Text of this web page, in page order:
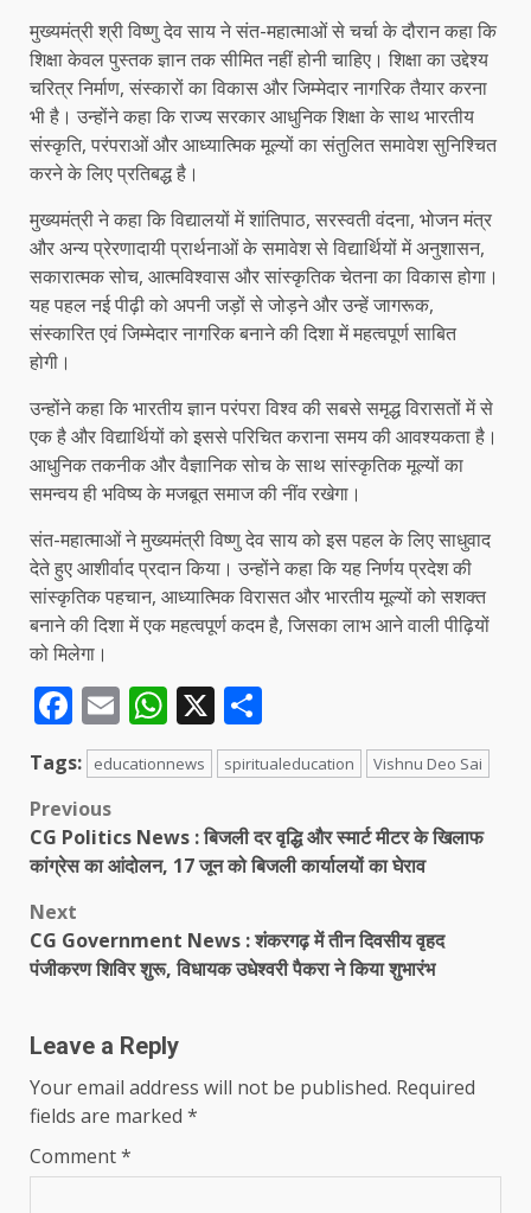
मुख्यमंत्री श्री विष्णु देव साय ने संत-महात्माओं से चर्चा के दौरान कहा कि
शिक्षा केवल पुस्तक ज्ञान तक सीमित नहीं होनी चाहिए। शिक्षा का उद्देश्य
चरित्र निर्माण, संस्कारों का विकास और जिम्मेदार नागरिक तैयार करना
भी है। उन्होंने कहा कि राज्य सरकार आधुनिक शिक्षा के साथ भारतीय
संस्कृति, परंपराओं और आध्यात्मिक मूल्यों का संतुलित समावेश सुनिश्चित
करने के लिए प्रतिबद्ध है।
मुख्यमंत्री ने कहा कि विद्यालयों में शांतिपाठ, सरस्वती वंदना, भोजन मंत्र
और अन्य प्रेरणादायी प्रार्थनाओं के समावेश से विद्यार्थियों में अनुशासन,
सकारात्मक सोच, आत्मविश्वास और सांस्कृतिक चेतना का विकास होगा।
यह पहल नई पीढ़ी को अपनी जड़ों से जोड़ने और उन्हें जागरूक,
संस्कारित एवं जिम्मेदार नागरिक बनाने की दिशा में महत्वपूर्ण साबित
होगी।
उन्होंने कहा कि भारतीय ज्ञान परंपरा विश्व की सबसे समृद्ध विरासतों में से
एक है और विद्यार्थियों को इससे परिचित कराना समय की आवश्यकता है।
आधुनिक तकनीक और वैज्ञानिक सोच के साथ सांस्कृतिक मूल्यों का
समन्वय ही भविष्य के मजबूत समाज की नींव रखेगा।
संत-महात्माओं ने मुख्यमंत्री विष्णु देव साय को इस पहल के लिए साधुवाद
देते हुए आशीर्वाद प्रदान किया। उन्होंने कहा कि यह निर्णय प्रदेश की
सांस्कृतिक पहचान, आध्यात्मिक विरासत और भारतीय मूल्यों को सशक्त
बनाने की दिशा में एक महत्वपूर्ण कदम है, जिसका लाभ आने वाली पीढ़ियों
को मिलेगा।
Facebook
EmailWhatsApp
X
Tags: educationnews spiritualeducation Vishnu Deo Sai
Post
navigation
Previous
CG Politics News : बिजली दर वृद्धि और स्मार्ट मीटर के खिलाफ
कांग्रेस का आंदोलन, 17 जून को बिजली कार्यालयों का घेराव
Next
CG Government News : शंकरगढ़ में तीन दिवसीय वृहद
पंजीकरण शिविर शुरू, विधायक उधेश्वरी पैकरा ने किया शुभारंभ
Leave a Reply
Your email address will not be published. Required
fields are marked *
Comment*